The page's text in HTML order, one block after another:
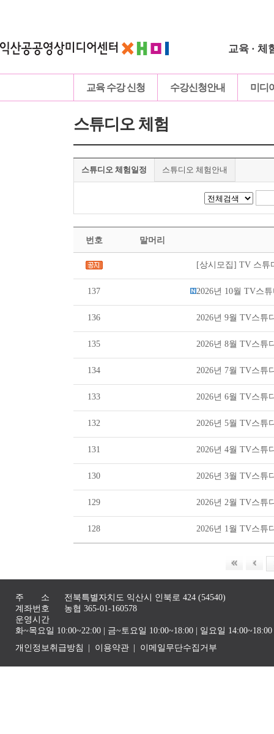
교육 · 체
교육 수강 신청 수강신청안내 미디
스튜디오 체험
스튜디오 체험일정 스튜디오 체험안내
번호 말머리
[상시모집] TV 스튜
137 2026년 10월 TV스
136 2026년 9월 TV스튜
135 2026년 8월 TV스튜
134 2026년 7월 TV스튜
133 2026년 6월 TV스튜
132 2026년 5월 TV스튜
131 2026년 4월 TV스튜
130 2026년 3월 TV스튜
129 2026년 2월 TV스튜
128 2026년 1월 TV스튜
주 소
전북특별자치도 익산시 인북로 424 (54540)
계좌번호
농협 365-01-160578
운영시간
화~목요일 10:00~22:00 | 금~토요일 10:00~18:00 | 일요일
개인정보취급방침
이용약관 이메일무단수집거부